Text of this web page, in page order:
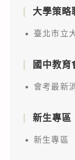
大學策略
臺北市立
國中教育
會考最新
新生專區
新生專區